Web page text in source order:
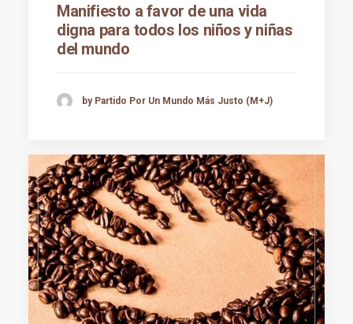
Manifiesto a favor de una vida
digna para todos los niños y niñas
del mundo
by Partido Por Un Mundo Más Justo (M+J)